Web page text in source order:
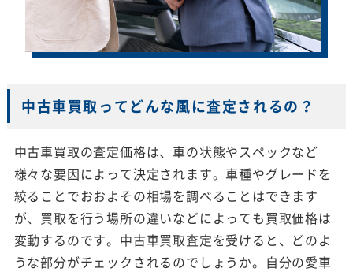
中古車買取ってどんな風に査定されるの？
中古車買取の査定価格は、車の状態やスペックなど
様々な要因によって決定されます。車種やグレードを
絞ることでおおよその相場を調べることはできます
が、買取を行う場所の違いなどによっても買取価格は
変動するのです。中古車買取査定を受けると、どのよ
うな部分がチェックされるのでしょうか。自分の愛車